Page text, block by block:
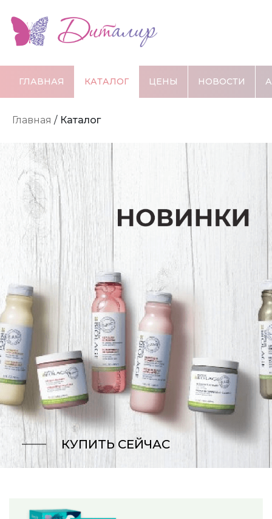
ГЛАВНАЯ КАТАЛОГ ЦЕНЫ НОВОСТИ
Главная / Каталог
КУПИТЬ СЕЙЧАС